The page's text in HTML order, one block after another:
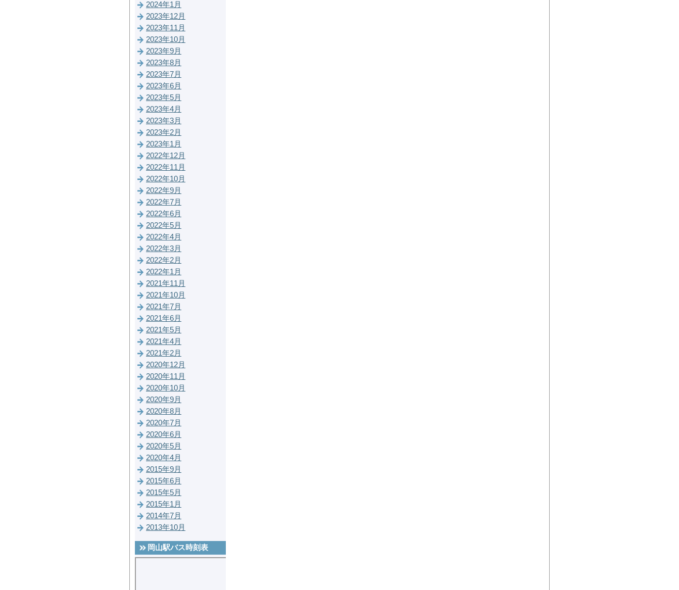
2024年1月
2023年12月
2023年11月
2023年10月
2023年9月
2023年8月
2023年7月
2023年6月
2023年5月
2023年4月
2023年3月
2023年2月
2023年1月
2022年12月
2022年11月
2022年10月
2022年9月
2022年7月
2022年6月
2022年5月
2022年4月
2022年3月
2022年2月
2022年1月
2021年11月
2021年10月
2021年7月
2021年6月
2021年5月
2021年4月
2021年2月
2020年12月
2020年11月
2020年10月
2020年9月
2020年8月
2020年7月
2020年6月
2020年5月
2020年4月
2015年9月
2015年6月
2015年5月
2015年1月
2014年7月
2013年10月
岡山駅バス時刻表